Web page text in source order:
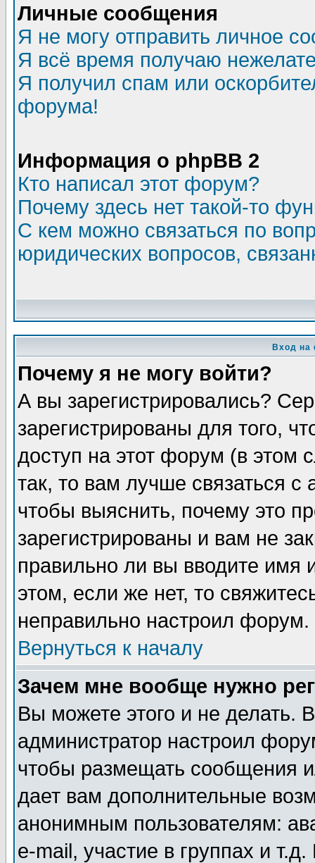
Личные сообщения
Я не могу отправить личное
Я всё время получаю
Я получил спам или
форума!
Информация о phpBB 2
Кто написал этот форум?
Почему здесь нет такой-то
С кем можно связаться по
юридических вопросов,
Вход на
Почему я не могу войти?
А вы зарегистрировались?
зарегистрированы для того,
доступ на этот форум (в этом
так, то вам лучше связаться
чтобы выяснить, почему это
зарегистрированы и вам не
правильно ли вы вводите
этом, если же нет, то
неправильно настроил форум.
Вернуться к началу
Зачем мне вообще нужно
Вы можете этого и не делать.
администратор настроил
чтобы размещать сообщения
дает вам дополнительные
анонимным пользователям:
e-mail, участие в группах и